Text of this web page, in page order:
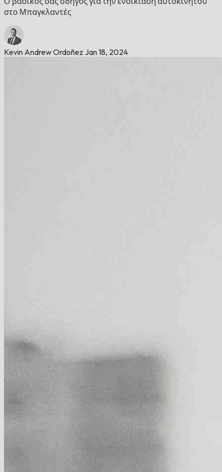
στο Μπαγκλαντές
Kevin Andrew Ordoñez Jan 18, 2024